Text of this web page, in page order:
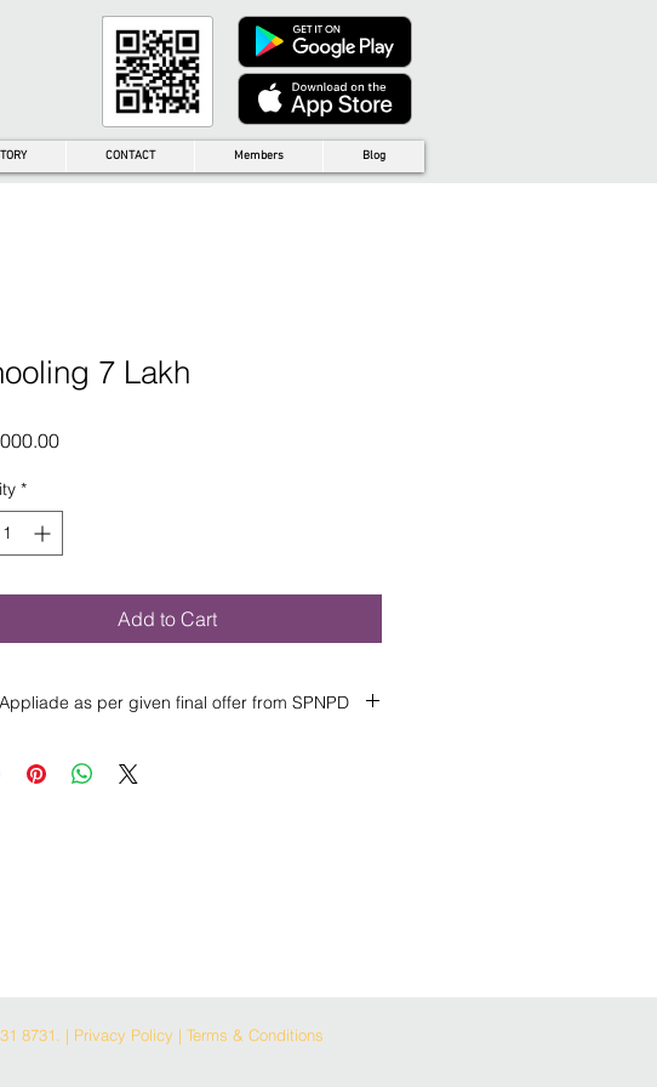
CONTACT Members Blog
7 Lakh
Price
*
Add to Cart
as per given final offer from SPNPD
કરવામાંઆવતા એપાટણમેન્ટ/દુકાન સાથેનીચેદશાણવેલ
ફૂલ સાઈઝ લકઝરી કાર મળશ.ે + આ તમામ વાહન
થી ચાલતા કેહૈબ્રીડ રહેસે. 02. Furniture: + કુપન
8731. | Privacy Policy | Terms & Conditions